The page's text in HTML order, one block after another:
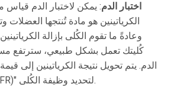
اختبار الدم: يمكن لاختبار الدم قياس
الكرياتينين هو مادة تُنتجها
وعادةً ما تقوم الكُلى بإزالة
كُليتك تعمل بشكل طبيعي، سترتفع
الدم. يتم تحويل نتيجة الكرياتينين إلى
ترشيح الكبيبات (eGFR)" لتحديد وظيفة الكُلى.